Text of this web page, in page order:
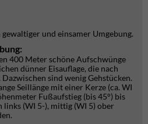
und einsamer Umgebung.
400 Meter schöne Aufschwünge
dünner Eisauflage, die nach
sind wenig Gehstücken.
Seillänge mit einer Kerze (ca. WI
Fußaufstieg (bis 45°) bis
links (WI 5-), mittig (WI 5) ober